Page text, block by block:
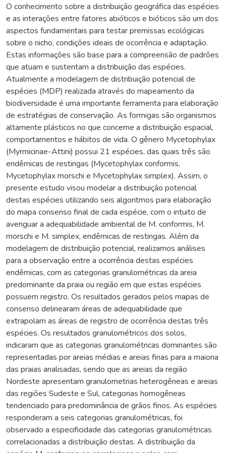
O conhecimento sobre a distribuição geográfica das espécies
e as interações entre fatores abióticos e bióticos são um dos
aspectos fundamentais para testar premissas ecológicas
sobre o nicho, condições ideais de ocorrência e adaptação.
Estas informações são base para a compreensão de padrões
que atuam e sustentam a distribuição das espécies.
Atualmente a modelagem de distribuição potencial de
espécies (MDP) realizada através do mapeamento da
biodiversidade é uma importante ferramenta para elaboração
de estratégias de conservação. As formigas são organismos
altamente plásticos no que concerne a distribuição espacial,
comportamentos e hábitos de vida. O gênero Mycetophylax
(Myrmicinae-Attini) possui 21 espécies, das quais três são
endêmicas de restingas (Mycetophylax conformis,
Mycetophylax morschi e Mycetophylax simplex). Assim, o
presente estudo visou modelar a distribuição potencial
destas espécies utilizando seis algoritmos para elaboração
do mapa consenso final de cada espécie, com o intuito de
averiguar a adequabilidade ambiental de M. conformis, M.
morschi e M. simplex, endêmicas de restingas. Além da
modelagem de distribuição potencial, realizamos análises
para a observação entre a ocorrência destas espécies
endêmicas, com as categorias granulométricas da areia
predominante da praia ou região em que estas espécies
possuem registro. Os resultados gerados pelos mapas de
consenso delinearam áreas de adequabilidade que
extrapolam as áreas de registro de ocorrência destas três
espécies. Os resultados granulométricos dos solos,
indicaram que as categorias granulométricas dominantes são
representadas por areias médias e areias finas para a maioria
das praias analisadas, sendo que as areias da região
Nordeste apresentam granulometrias heterogêneas e areias
das regiões Sudeste e Sul, categorias homogêneas
tendenciado para predominância de grãos finos. As espécies
responderam a seis categorias granulométricas, foi
observado a especificidade das categorias granulométricas
correlacionadas a distribuição destas. A distribuição da